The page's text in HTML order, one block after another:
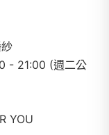
- 21:00 (週二公
YOU